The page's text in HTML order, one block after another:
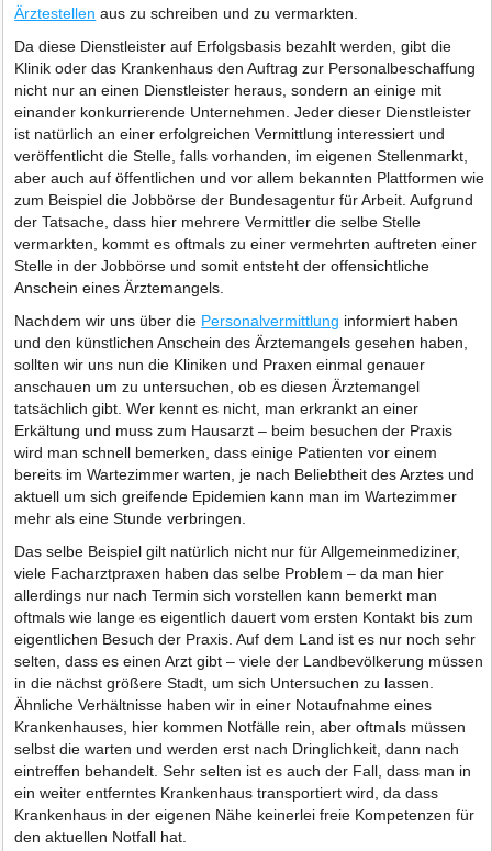
Ärztestellen aus zu schreiben und zu vermarkten.
Da diese Dienstleister auf Erfolgsbasis bezahlt werden, gibt die
Klinik oder das Krankenhaus den Auftrag zur Personalbeschaffung
nicht nur an einen Dienstleister heraus, sondern an einige mit
einander konkurrierende Unternehmen. Jeder dieser Dienstleister
ist natürlich an einer erfolgreichen Vermittlung interessiert und
veröffentlicht die Stelle, falls vorhanden, im eigenen Stellenmarkt,
aber auch auf öffentlichen und vor allem bekannten Plattformen wie
zum Beispiel die Jobbörse der Bundesagentur für Arbeit. Aufgrund
der Tatsache, dass hier mehrere Vermittler die selbe Stelle
vermarkten, kommt es oftmals zu einer vermehrten auftreten einer
Stelle in der Jobbörse und somit entsteht der offensichtliche
Anschein eines Ärztemangels.
Nachdem wir uns über die Personalvermittlung informiert haben
und den künstlichen Anschein des Ärztemangels gesehen haben,
sollten wir uns nun die Kliniken und Praxen einmal genauer
anschauen um zu untersuchen, ob es diesen Ärztemangel
tatsächlich gibt. Wer kennt es nicht, man erkrankt an einer
Erkältung und muss zum Hausarzt – beim besuchen der Praxis
wird man schnell bemerken, dass einige Patienten vor einem
bereits im Wartezimmer warten, je nach Beliebtheit des Arztes und
aktuell um sich greifende Epidemien kann man im Wartezimmer
mehr als eine Stunde verbringen.
Das selbe Beispiel gilt natürlich nicht nur für Allgemeinmediziner,
viele Facharztpraxen haben das selbe Problem – da man hier
allerdings nur nach Termin sich vorstellen kann bemerkt man
oftmals wie lange es eigentlich dauert vom ersten Kontakt bis zum
eigentlichen Besuch der Praxis. Auf dem Land ist es nur noch sehr
selten, dass es einen Arzt gibt – viele der Landbevölkerung müssen
in die nächst größere Stadt, um sich Untersuchen zu lassen.
Ähnliche Verhältnisse haben wir in einer Notaufnahme eines
Krankenhauses, hier kommen Notfälle rein, aber oftmals müssen
selbst die warten und werden erst nach Dringlichkeit, dann nach
eintreffen behandelt. Sehr selten ist es auch der Fall, dass man in
ein weiter entferntes Krankenhaus transportiert wird, da dass
Krankenhaus in der eigenen Nähe keinerlei freie Kompetenzen für
den aktuellen Notfall hat.